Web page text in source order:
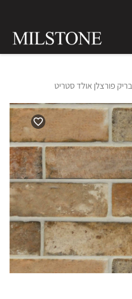
בריק פורצלן אולד סטריט